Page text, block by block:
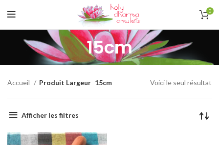
0
15cm
Accueil Produit Largeur 15cm Voici le seul résultat
Afficher les filtres